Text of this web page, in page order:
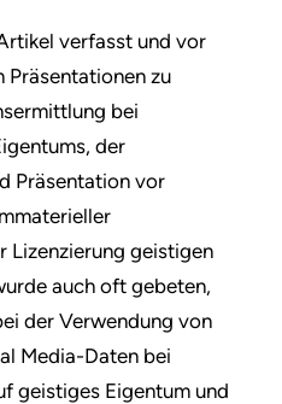
verfasst und vor
Präsentationen zu
bei
der
Präsentation vor
Lizenzierung geistigen
auch oft gebeten,
der Verwendung von
Media-Daten bei
geistiges Eigentum und